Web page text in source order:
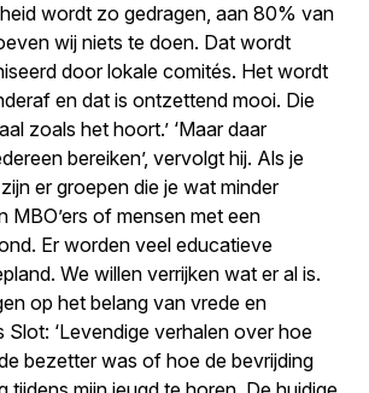
wordt zo gedragen, aan 80% van
wij niets te doen. Dat wordt
door lokale comités. Het wordt
en dat is ontzettend mooi. Die
zoals het hoort.’ ‘Maar daar
bereiken’, vervolgt hij. Als je
er groepen die je wat minder
MBO’ers of mensen met een
Er worden veel educatieve
We willen verrijken wat er al is.
op het belang van vrede en
Slot: ‘Levendige verhalen over hoe
bezetter was of hoe de bevrijding